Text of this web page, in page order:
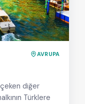
AVRUPA
diğer
Türklere